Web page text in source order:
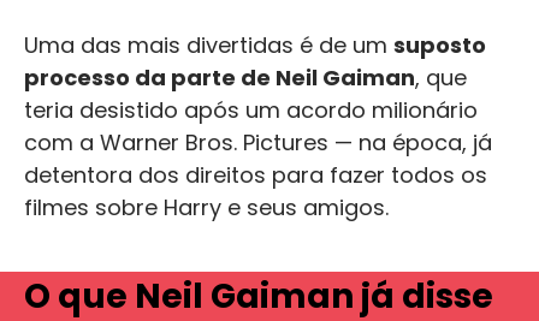
Uma das mais divertidas é de um suposto
processo da parte de Neil Gaiman, que
teria desistido após um acordo milionário
com a Warner Bros. Pictures — na época, já
detentora dos direitos para fazer todos os
filmes sobre Harry e seus amigos.
O que Neil Gaiman já disse